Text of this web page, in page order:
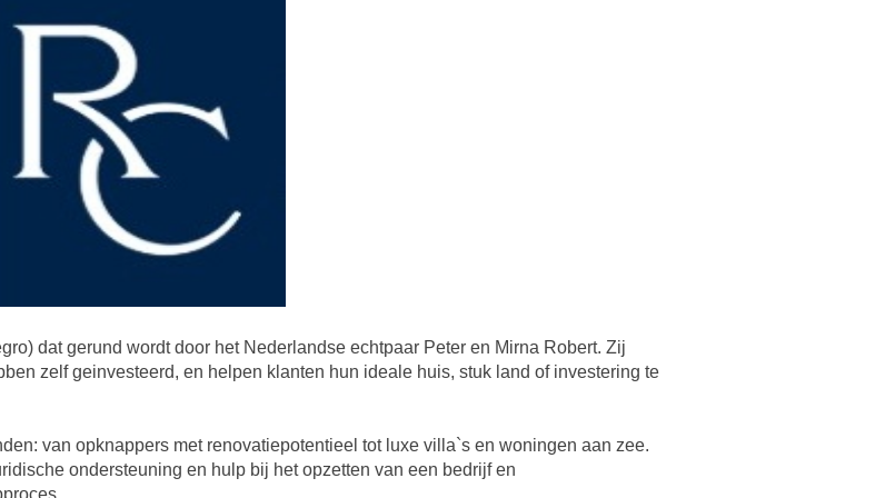
dat gerund wordt door het Nederlandse echtpaar Peter en Mirna Robert. Zij
zelf geinvesteerd, en helpen klanten hun ideale huis, stuk land of investering te
van opknappers met renovatiepotentieel tot luxe villa`s en woningen aan zee.
ondersteuning en hulp bij het opzetten van een bedrijf en